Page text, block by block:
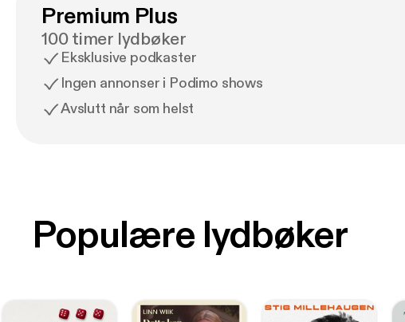
Premium Plus
100 timer lydbøker
Eksklusive podkaster
Ingen annonser i Podimo shows
Avslutt når som helst
Populære lydbøker